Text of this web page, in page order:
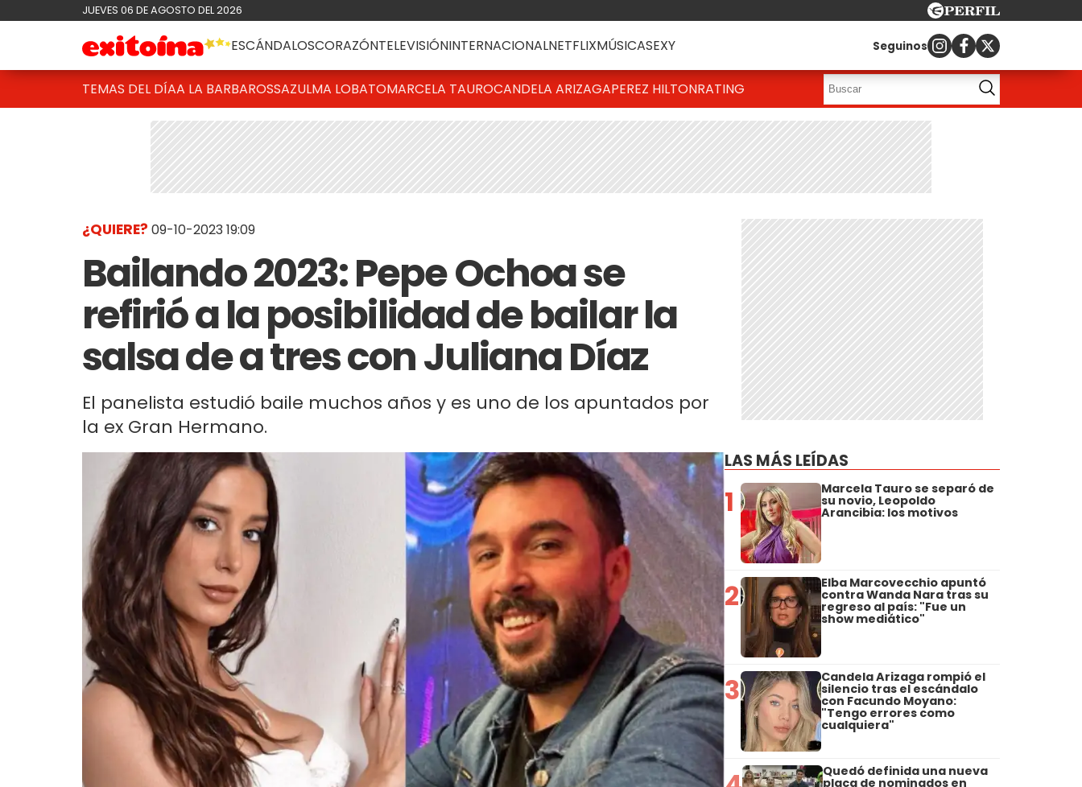
JUEVES 06 DE AGOSTO DEL 2026
ESCÁNDALOSCORAZÓNTELEVISIÓNINTERNACIONALNETFLIXMÚSICASEXY Seguinos
TEMAS DEL DÍAA LA BARBAROSSAZULMA LOBATOMARCELA TAUROCANDELA ARIZAGAPEREZ HILTONRATING
¿QUIERE? 09-10-2023 19:09
Bailando 2023: Pepe Ochoa se
refirió a la posibilidad de bailar la
salsa de a tres con Juliana Díaz
El panelista estudió baile muchos años y es uno de los apuntados por
la ex Gran Hermano.
LAS MÁS LEÍDAS
1 Marcela Tauro se separó de
su novio, Leopoldo
Arancibia: los motivos
2 Elba Marcovecchio apuntó
contra Wanda Nara tras su
regreso al país: "Fue un
show mediático"
3 Candela Arizaga rompió el
silencio tras el escándalo
con Facundo Moyano:
"Tengo errores como
cualquiera"
Quedó definida una nueva
placa de nominados en